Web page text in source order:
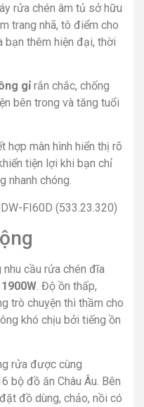
rửa chén âm tủ sở hữu
trang nhã, tô điểm cho
bạn thêm hiện đại, thời
gỉ rắn chắc, chống
bên trong và tăng tuổi
hợp màn hình hiển thị rõ
tiện lợi khi bạn chỉ
nhanh chóng.
cầu rửa chén đĩa
1900W. Độ ồn thấp,
trò chuyện thì thầm cho
khó chịu bởi tiếng ồn
rửa được cùng
bộ đồ ăn Châu Âu. Bên
đồ dùng, chảo, nồi có